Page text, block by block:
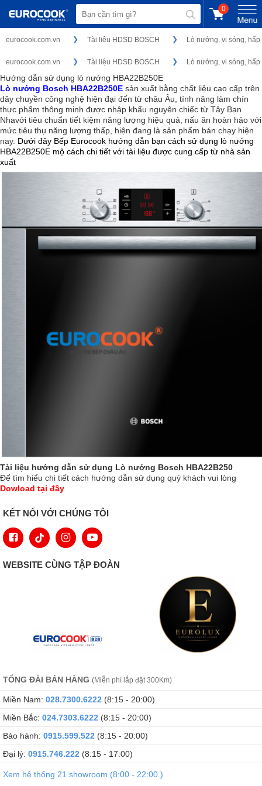
0
eurocook.com.vn Tài liệu HDSD BOSCH Lò nướng, vi sóng, hấp
eurocook.com.vn Tài liệu HDSD BOSCH Lò nướng, vi sóng, hấp
Hướng dẫn sử dụng lò nướng HBA22B250E
Lò nướng Bosch HBA22B250E sản xuất bằng chất liệu cao cấp trên
dây chuyền công nghệ hiện đại đến từ châu Âu, tính năng làm chín
thực phẩm thông minh được nhập khẩu nguyên chiếc từ Tây Ban
Nhavới tiêu chuẩn tiết kiệm năng lượng hiệu quả, nấu ăn hoàn hảo với
mức tiêu thụ năng lượng thấp, hiện đang là sản phẩm bán chạy hiện
nay. Dưới đây Bếp Eurocook hướng dẫn bạn cách sử dụng lò nướng
HBA22B250E mộ cách chi tiết với tài liệu được cung cấp từ nhà sản
xuất
Tài liệu hướng dẫn sử dụng Lò nướng Bosch HBA22B250
Để tìm hiểu chi tiết cách hướng dẫn sử dụng quý khách vui lòng
Dowload tại đây
KẾT NỐI VỚI CHÚNG TÔI
WEBSITE CÙNG TẬP ĐOÀN
TỔNG ĐÀI BÁN HÀNG (Miễn phí lắp đặt 300Km)
Miền Nam: 028.7300.6222 (8:15 - 20:00)
Miền Bắc: 024.7303.6222 (8:15 - 20:00)
Bảo hành: 0915.599.522 (8:15 - 20:00)
Đại lý: 0915.746.222 (8:15 - 17:00)
Xem hệ thống 21 showroom (8:00 - 22:00 )